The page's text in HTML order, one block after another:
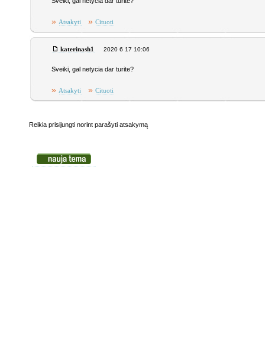
» Atsakyti » Cituoti
katerinash1 2020 6 17 10:06
Sveiki, gal netycia dar turite?
» Atsakyti » Cituoti
Reikia prisijungti norint parašyti atsakymą